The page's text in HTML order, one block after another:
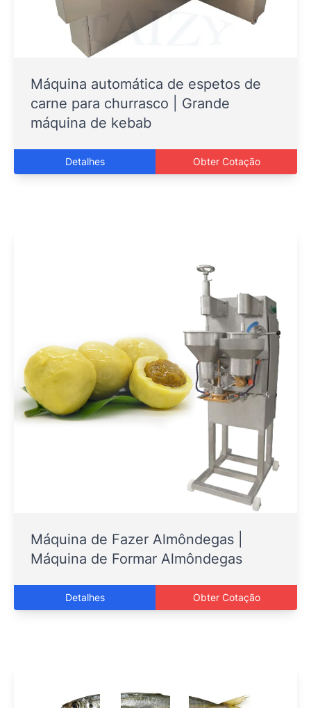
Máquina automática de espetos de
carne para churrasco | Grande
máquina de kebab
Detalhes Obter Cotação
Máquina de Fazer Almôndegas |
Máquina de Formar Almôndegas
Detalhes Obter Cotação